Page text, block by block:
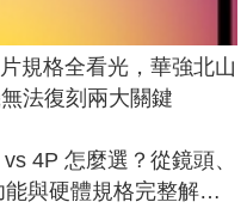
規格全看光，華強北山
法復刻兩大關鍵
4P 怎麼選？從鏡頭、
與硬體規格完整解